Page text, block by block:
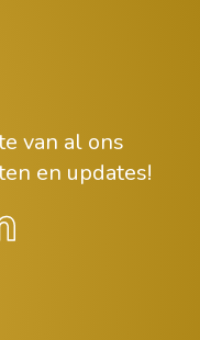
van al ons
en updates!